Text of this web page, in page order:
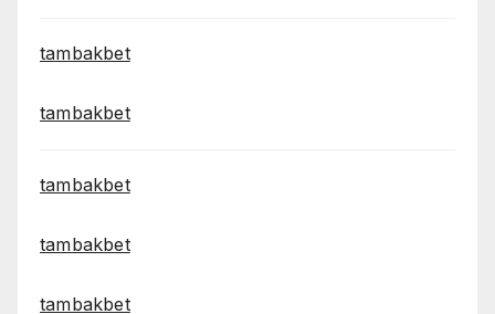
tambakbet
tambakbet
tambakbet
tambakbet
tambakbet